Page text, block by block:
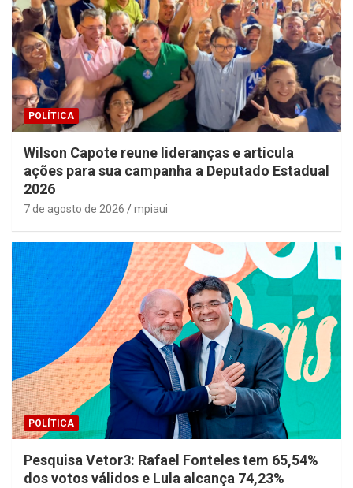
POLÍTICA
Wilson Capote reune lideranças e articula
ações para sua campanha a Deputado Estadual
2026
7 de agosto de 2026 mpiaui
POLÍTICA
Pesquisa Vetor3: Rafael Fonteles tem 65,54%
dos votos válidos e Lula alcança 74,23%